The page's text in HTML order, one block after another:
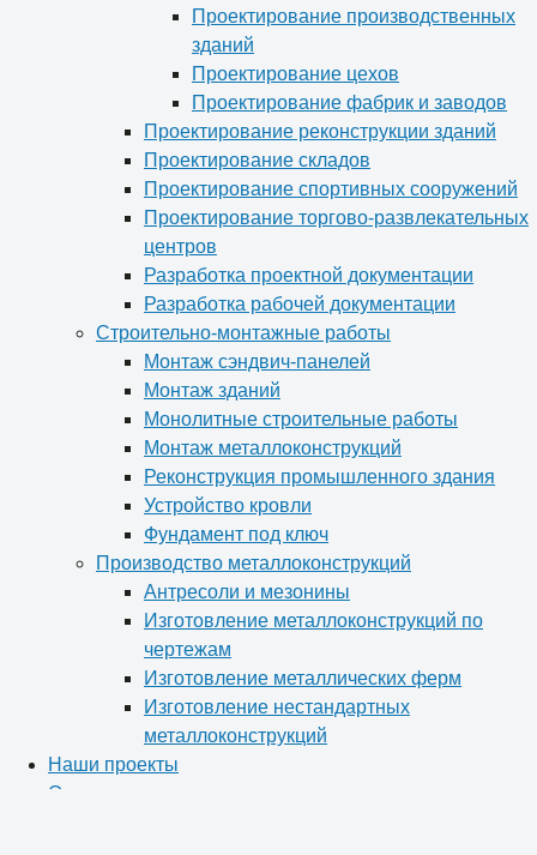
Проектирование производственных
зданий
Проектирование цехов
Проектирование фабрик и заводов
Проектирование реконструкции зданий
Проектирование складов
Проектирование спортивных сооружений
Проектирование торгово-развлекательных
центров
Разработка проектной документации
Разработка рабочей документации
Строительно-монтажные работы
Монтаж сэндвич-панелей
Монтаж зданий
Монолитные строительные работы
Монтаж металлоконструкций
Реконструкция промышленного здания
Устройство кровли
Фундамент под ключ
Производство металлоконструкций
Антресоли и мезонины
Изготовление металлоконструкций по
чертежам
Изготовление металлических ферм
Изготовление нестандартных
металлоконструкций
Наши проекты
О компании